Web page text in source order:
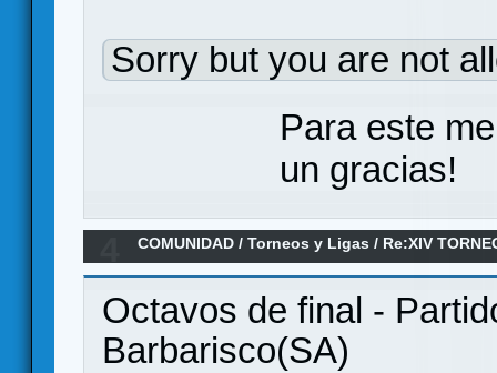
Sorry but you are not
Para este
un gracias!
COMUNIDAD /Torneos y Ligas / Re:XIV
Octavos de final -
Barbarisco(SA)